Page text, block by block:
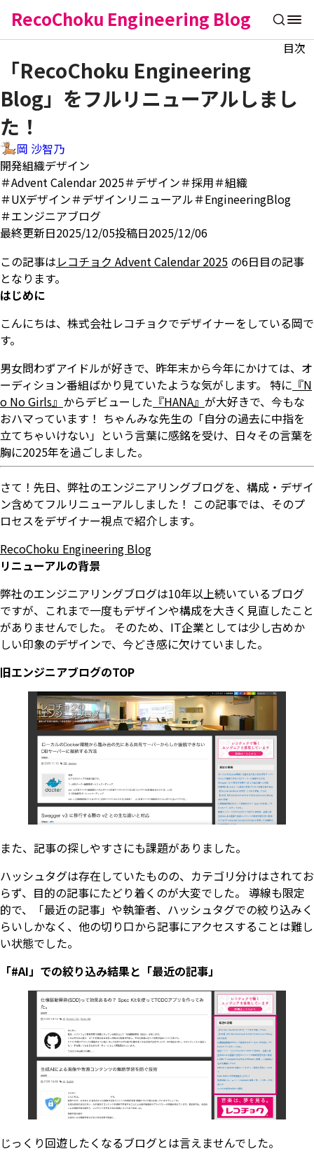
RecoChoku Engineering Blog
目次
「RecoChoku Engineering
Blog」をフルリニューアルしまし
た！
岡 沙智乃
開発組織デザイン
＃Advent Calendar 2025＃デザイン＃採用＃組織
＃UXデザイン＃デザインリニューアル＃EngineeringBlog
＃エンジニアブログ
最終更新日2025/12/05投稿日2025/12/06
この記事はレコチョク Advent Calendar 2025 の6日目の記事
となります。
はじめに
こんにちは、株式会社レコチョクでデザイナーをしている岡で
す。
男女問わずアイドルが好きで、昨年末から今年にかけては、オ
ーディション番組ばかり見ていたような気がします。 特に 『N
o No Girls』 からデビューした 『HANA』 が大好きで、今もな
おハマっています！ ちゃんみな先生の「自分の過去に中指を
立てちゃいけない」という言葉に感銘を受け、日々その言葉を
胸に2025年を過ごしました。
さて！先日、弊社のエンジニアリングブログを、構成・デザイ
ン含めてフルリニューアルしました！ この記事では、そのプ
ロセスをデザイナー視点で紹介します。
RecoChoku Engineering Blog
リニューアルの背景
弊社のエンジニアリングブログは10年以上続いているブログ
ですが、これまで一度もデザインや構成を大きく見直したこと
がありませんでした。 そのため、IT企業としては少し古めか
しい印象のデザインで、今どき感に欠けていました。
旧エンジニアブログのTOP
また、記事の探しやすさにも課題がありました。
ハッシュタグは存在していたものの、カテゴリ分けはされてお
らず、目的の記事にたどり着くのが大変でした。 導線も限定
的で、「最近の記事」や執筆者、ハッシュタグでの絞り込みく
らいしかなく、他の切り口から記事にアクセスすることは難し
い状態でした。
「#AI」での絞り込み結果と「最近の記事」
じっくり回遊したくなるブログとは言えませんでした。